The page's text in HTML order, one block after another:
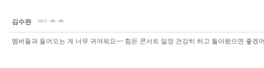
김수완 2012 · 06 · 06
멤버들과 들어오는 게 너무 귀여워요~~ 힘든 콘서트 일정 건강히 하고 돌아왔으면 좋겠